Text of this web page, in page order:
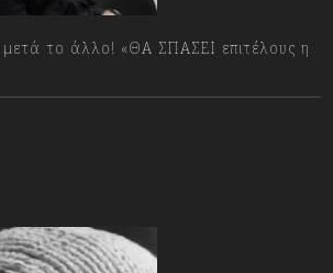
το άλλο! «ΘΑ ΣΠΑΣΕΙ επιτέλους η